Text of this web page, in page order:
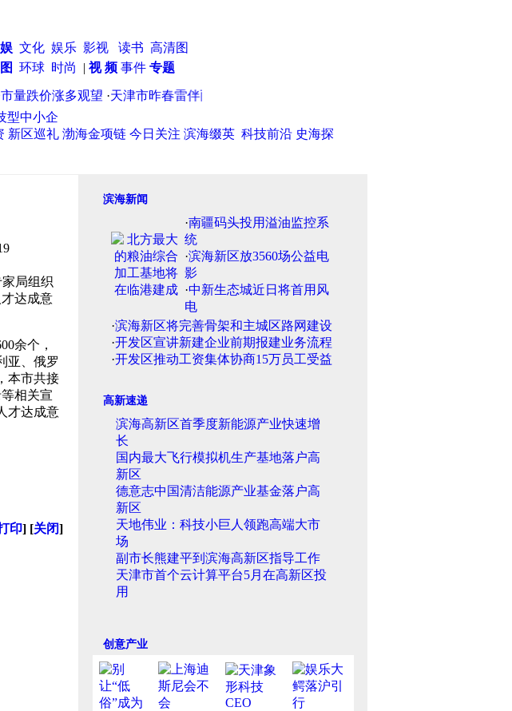
文化 娱乐 影视 读书 高清图
环球 时尚 | 视 频事件 专题
跌价涨多观望·天津市昨春雷伴雨阻升温 今风和日丽宜出行
新区巡礼 渤海金项链 今日关注 滨海缀英 科技前沿 史海探
局组织
达成意
余个，
亚、俄罗
本市共接
相关宣
才达成意
印] [关闭]
滨海新闻
·南疆码头投用溢油监控系
统
·滨海新区放3560场公益电
影
·中新生态城近日将首用风
电
·滨海新区将完善骨架和主城区路网建设
·开发区宣讲新建企业前期报建业务流程
·开发区推动工资集体协商15万员工受益
高新速递
滨海高新区首季度新能源产业快速增
长
国内最大飞行模拟机生产基地落户高
新区
德意志中国清洁能源产业基金落户高
新区
天地伟业：科技小巨人领跑高端大市
场
副市长熊建平到滨海高新区指导工作
天津市首个云计算平台5月在高新区投
用
创意产业